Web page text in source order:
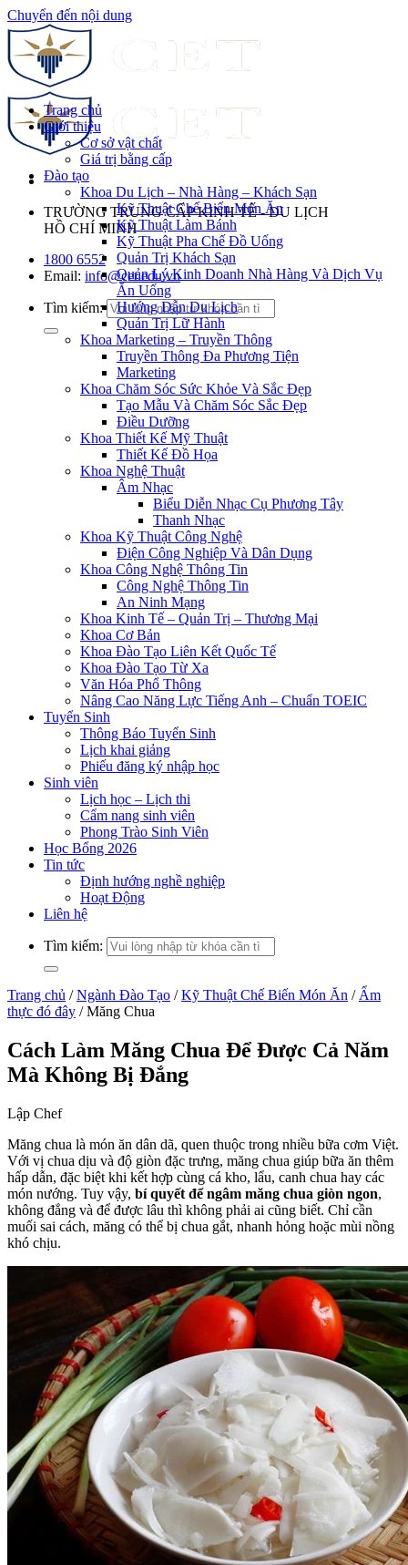
Chuyển đến nội dung
TRƯỜNG TRUNG CẤP KINH TẾ - DU LỊCH
HỒ CHÍ MINH
1800 6552
Email: info@cet.edu.vn
Tìm kiếm:
Trang chủ
Giới thiệu
Cơ sở vật chất
Giá trị bằng cấp
Đào tạo
Khoa Du Lịch – Nhà Hàng – Khách Sạn
Kỹ Thuật Chế Biến Món Ăn
Kỹ Thuật Làm Bánh
Kỹ Thuật Pha Chế Đồ Uống
Quản Trị Khách Sạn
Quản Lý Kinh Doanh Nhà Hàng Và Dịch Vụ
Ăn Uống
Hướng Dẫn Du Lịch
Quản Trị Lữ Hành
Khoa Marketing – Truyền Thông
Truyền Thông Đa Phương Tiện
Marketing
Khoa Chăm Sóc Sức Khỏe Và Sắc Đẹp
Tạo Mẫu Và Chăm Sóc Sắc Đẹp
Điều Dưỡng
Khoa Thiết Kế Mỹ Thuật
Thiết Kế Đồ Họa
Khoa Nghệ Thuật
Âm Nhạc
Biểu Diễn Nhạc Cụ Phương Tây
Thanh Nhạc
Khoa Kỹ Thuật Công Nghệ
Điện Công Nghiệp Và Dân Dụng
Khoa Công Nghệ Thông Tin
Công Nghệ Thông Tin
An Ninh Mạng
Khoa Kinh Tế – Quản Trị – Thương Mại
Khoa Cơ Bản
Khoa Đào Tạo Liên Kết Quốc Tế
Khoa Đào Tạo Từ Xa
Văn Hóa Phổ Thông
Nâng Cao Năng Lực Tiếng Anh – Chuẩn TOEIC
Tuyển Sinh
Thông Báo Tuyển Sinh
Lịch khai giảng
Phiếu đăng ký nhập học
Sinh viên
Lịch học – Lịch thi
Cẩm nang sinh viên
Phong Trào Sinh Viên
Học Bổng 2026
Tin tức
Định hướng nghề nghiệp
Hoạt Động
Liên hệ
Tìm kiếm:
Trang chủ / Ngành Đào Tạo / Kỹ Thuật Chế Biến Món Ăn / Ẩm
thực đó đây / Măng Chua
Cách Làm Măng Chua Để Được Cả Năm
Mà Không Bị Đắng
Lập Chef
Măng chua là món ăn dân dã, quen thuộc trong nhiều bữa cơm Việt.
Với vị chua dịu và độ giòn đặc trưng, măng chua giúp bữa ăn thêm
hấp dẫn, đặc biệt khi kết hợp cùng cá kho, lẩu, canh chua hay các
món nướng. Tuy vậy, bí quyết để ngâm măng chua giòn ngon,
không đắng và để được lâu thì không phải ai cũng biết. Chỉ cần
muối sai cách, măng có thể bị chua gắt, nhanh hỏng hoặc mùi nồng
khó chịu.